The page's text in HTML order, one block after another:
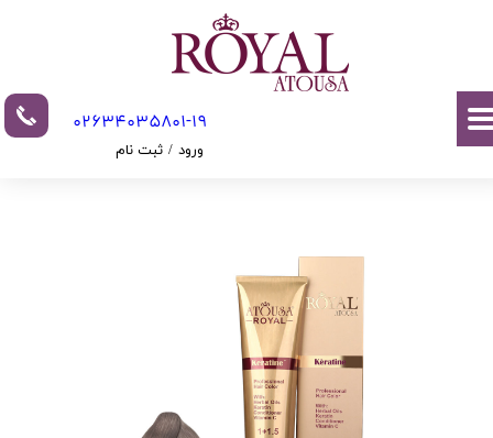
02634035801-19​​​​​​​​​​​​​​
ورود / ثبت نام
تغییر گذر واژه
سفارشات